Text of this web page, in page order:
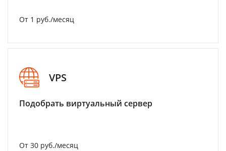
От 1 руб./месяц
VPS
Подобрать виртуальный сервер
От 30 руб./месяц